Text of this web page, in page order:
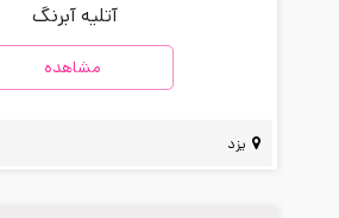
آتلیه آبرنگ
مشاهده
یزد